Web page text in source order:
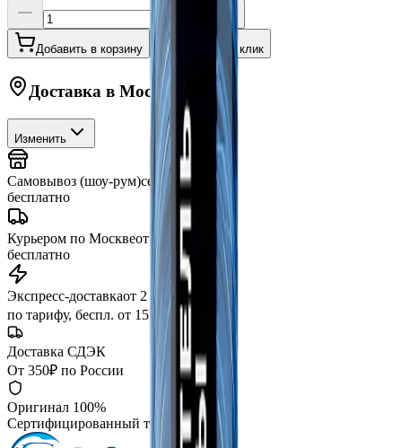
Добавить в корзину Купить в 1 клик
Доставка в Москву
Изменить
Самовывоз (шоу-рум)сегодня
бесплатно
Курьером по Москвеот 3 часов
бесплатно
Экспресс-доставкаот 2 часов
по тарифу, беспл. от 15 000 ₽
Доставка СДЭК
От 350₽ по России
Оригинал 100%
Сертифицированный товар